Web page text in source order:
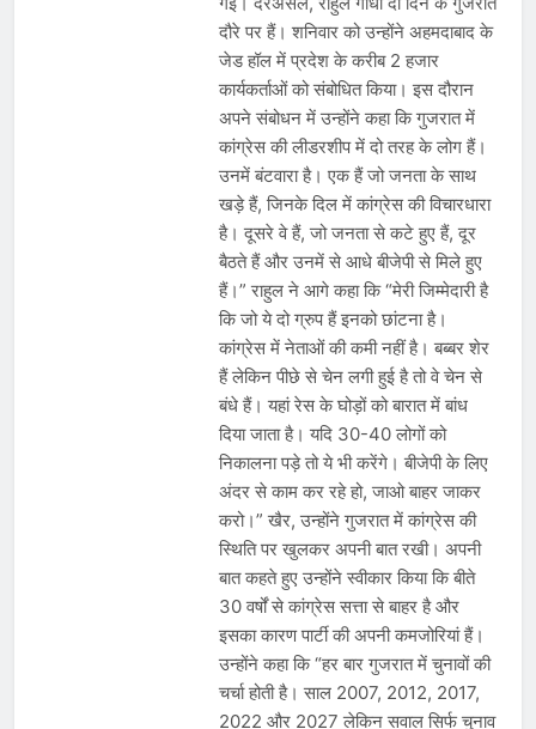
भारत ने 39 पदकों के साथ अभियान चौथे
स्थान पर समाप्त किया
August 8, 2026
स्वतंत्रता दिवस से पहले देशभर में ‘हर घर
तिरंगा’ अभियान और सांस्कृतिक कार्यक्रमों की
तैयारियाँ तेज़
August 7, 2026
IMD ने कई राज्यों में भारी बारिश और बाढ़ की
चेतावनी जारी की, उत्तर भारत और पूर्वोत्तर में
हाई अलर्ट
August 7, 2026
दौरे पर हैं। शनिवार को उन्होंने अहमदाबाद के
जेड हॉल में प्रदेश के करीब 2 हजार
कार्यकर्ताओं को संबोधित किया। इस दौरान
अपने संबोधन में उन्होंने कहा कि गुजरात में
कांग्रेस की लीडरशीप में दो तरह के लोग हैं।
उनमें बंटवारा है। एक हैं जो जनता के साथ
खड़े हैं, जिनके दिल में कांग्रेस की विचारधारा
है। दूसरे वे हैं, जो जनता से कटे हुए हैं, दूर
बैठते हैं और उनमें से आधे बीजेपी से मिले हुए
हैं।” राहुल ने आगे कहा कि “मेरी जिम्मेदारी है
कि जो ये दो ग्रुप हैं इनको छांटना है।
कांग्रेस में नेताओं की कमी नहीं है। बब्बर शेर
हैं लेकिन पीछे से चेन लगी हुई है तो वे चेन से
बंधे हैं। यहां रेस के घोड़ों को बारात में बांध
दिया जाता है। यदि 30-40 लोगों को
निकालना पड़े तो ये भी करेंगे। बीजेपी के लिए
अंदर से काम कर रहे हो, जाओ बाहर जाकर
करो।” खैर, उन्होंने गुजरात में कांग्रेस की
स्थिति पर खुलकर अपनी बात रखी। अपनी
बात कहते हुए उन्होंने स्वीकार किया कि बीते
30 वर्षों से कांग्रेस सत्ता से बाहर है और
इसका कारण पार्टी की अपनी कमजोरियां हैं।
उन्होंने कहा कि “हर बार गुजरात में चुनावों की
चर्चा होती है। साल 2007, 2012, 2017,
2022 और 2027 लेकिन सवाल सिर्फ चुनाव